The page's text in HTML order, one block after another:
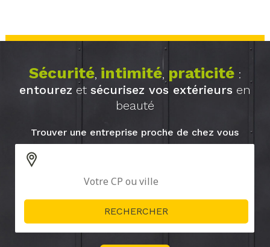
Sécurité, intimité, praticité:
entourez et sécurisez vos extérieurs en
beauté
Trouver une entreprise proche de chez vous